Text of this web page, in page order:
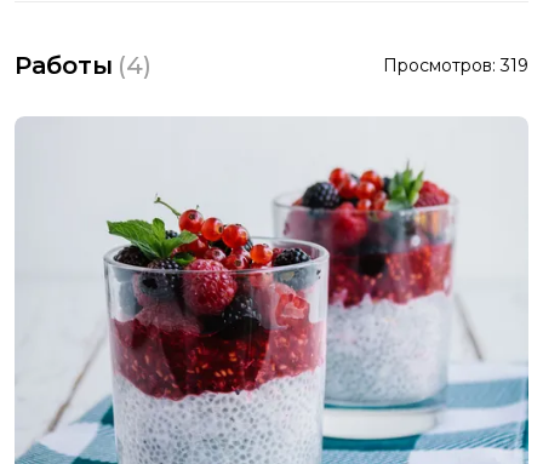
Работы (4) Просмотров: 319